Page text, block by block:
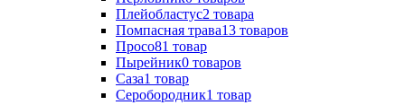
Плейобластус2 товара
Помпасная трава13 товаров
Просо81 товар
Пырейник0 товаров
Саза1 товар
Серобородник1 товар